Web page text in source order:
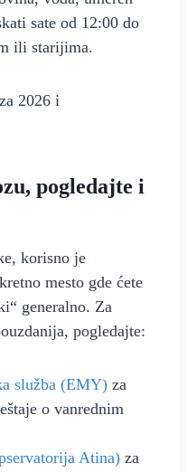
sate od 12:00 do
ili starijima.
2026 i
pogledajte i
korisno je
mesto gde ćete
generalno. Za
pogledajte:
služba (EMY) za
o vanrednim
Atina) za